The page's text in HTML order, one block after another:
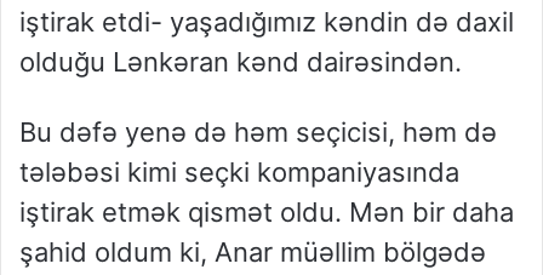
iştirak etdi- yaşadığımız kəndin də daxil
olduğu Lənkəran kənd dairəsindən.
Bu dəfə yenə də həm seçicisi, həm də
tələbəsi kimi seçki kompaniyasında
iştirak etmək qismət oldu. Mən bir daha
şahid oldum ki, Anar müəllim bölgədə